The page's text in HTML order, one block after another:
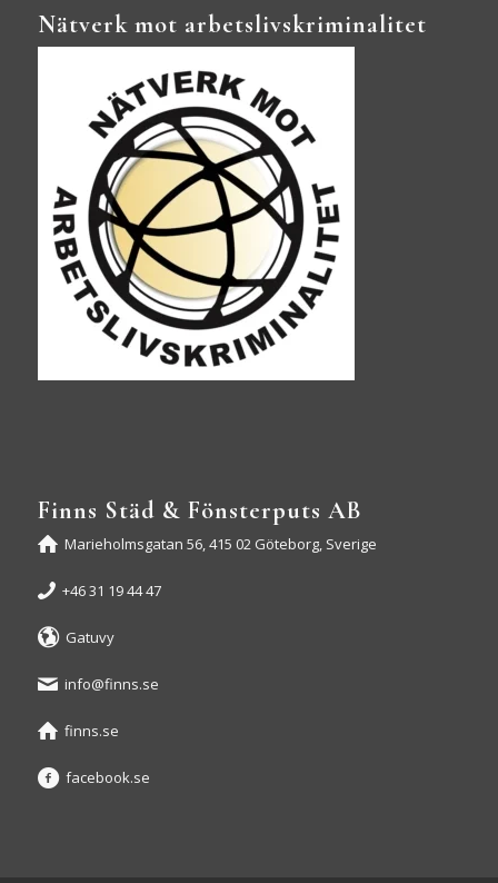
Nätverk mot arbetslivskriminalitet
Finns Städ & Fönsterputs AB
Marieholmsgatan 56, 415 02 Göteborg, Sverige
+46 31 19 44 47
Gatuvy
info@finns.se
finns.se
facebook.se